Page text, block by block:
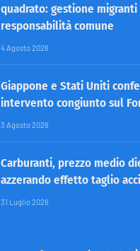
quadrato: gestione migranti
responsabilità comune
4 Agosto 2026
Giappone e Stati Uniti
intervento congiunto sul
3 Agosto 2026
Carburanti, prezzo medio
azzerando effetto taglio
31 Luglio 2026